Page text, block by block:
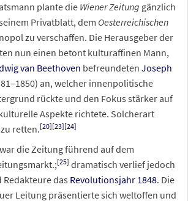
plante die Wiener Zeitung gänzlich
Privatblatt, dem Oesterreichischen
zu verschaffen. Die Herausgeber der
nun einen betont kulturaffinen Mann,
van Beethoven befreundeten Joseph
an, welcher innenpolitische
rückte und den Fokus stärker auf
Aspekte richtete. Solcherart
retten.[20][23][24]
die Zeitung führend auf dem
[25] dramatisch verlief jedoch
das Revolutionsjahr 1848. Die
Leitung präsentierte sich weltoffen und